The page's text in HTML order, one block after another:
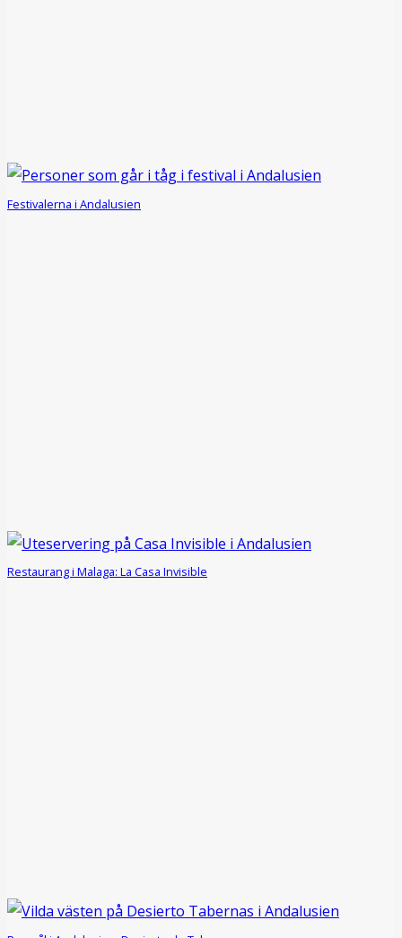
Festivalerna i Andalusien
Restaurang i Malaga: La Casa Invisible